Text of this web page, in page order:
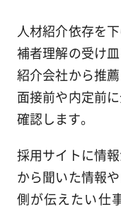
人材紹介依存を
補者理解の受け
紹介会社から推
面接前や内定前
確認します。
採用サイトに情
から聞いた情報
側が伝えたい仕